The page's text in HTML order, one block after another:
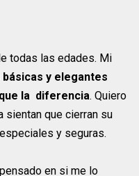
todas las edades. Mi
básicas y elegantes
la diferencia. Quiero
sientan que cierran su
y seguras.
en si me lo